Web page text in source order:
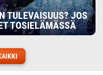
TULEVAISUUS? JOS
TOSIELÄMÄSSÄ